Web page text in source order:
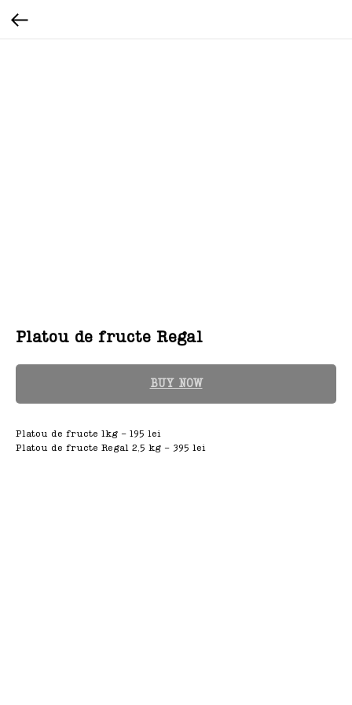
Platou de fructe Regal
BUY NOW
Platou de fructe 1kg - 195 lei
Platou de fructe Regal 2,5 kg - 395 lei